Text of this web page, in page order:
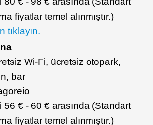
fiyatlar temel alınmıştır.)
tıklayın.
Wi-Fi, ücretsiz otopark,
bar
56 € - 60 € arasında (Standart
fiyatlar temel alınmıştır.)